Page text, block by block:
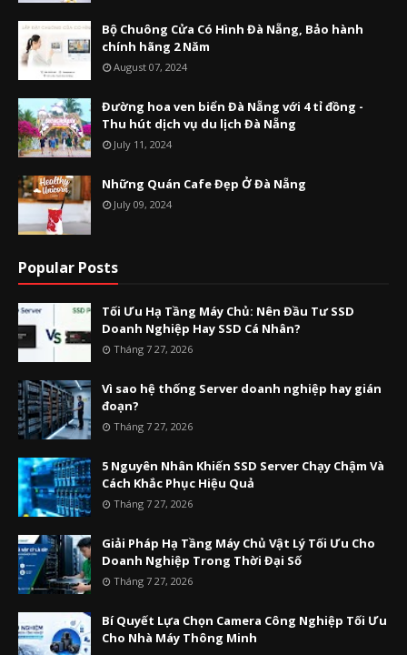
Bộ Chuông Cửa Có Hình Đà Nẵng, Bảo hành
chính hãng 2 Năm
August 07, 2024
Đường hoa ven biển Đà Nẵng với 4 tỉ đồng -
Thu hút dịch vụ du lịch Đà Nẵng
July 11, 2024
Những Quán Cafe Đẹp Ở Đà Nẵng
July 09, 2024
Popular Posts
Tối Ưu Hạ Tầng Máy Chủ: Nên Đầu Tư SSD
Doanh Nghiệp Hay SSD Cá Nhân?
Tháng 7 27, 2026
Vì sao hệ thống Server doanh nghiệp hay gián
đoạn?
Tháng 7 27, 2026
5 Nguyên Nhân Khiến SSD Server Chạy Chậm Và
Cách Khắc Phục Hiệu Quả
Tháng 7 27, 2026
Giải Pháp Hạ Tầng Máy Chủ Vật Lý Tối Ưu Cho
Doanh Nghiệp Trong Thời Đại Số
Tháng 7 27, 2026
Bí Quyết Lựa Chọn Camera Công Nghiệp Tối Ưu
Cho Nhà Máy Thông Minh